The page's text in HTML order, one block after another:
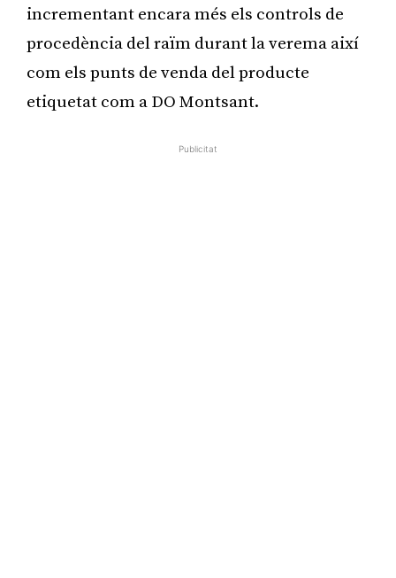
incrementant encara més els controls de
procedència del raïm durant la verema així
com els punts de venda del producte
etiquetat com a DO Montsant.
Publicitat